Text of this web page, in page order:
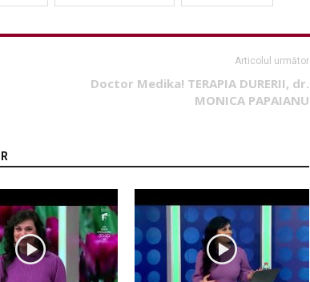
Articolul următor
Doctor Medika! TERAPIA DURERII, dr.
MONICA PAPAIANU